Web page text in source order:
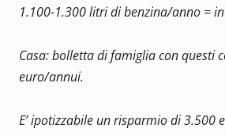
1.100-1.300 litri di benzina/anno =
Casa: bolletta di famiglia con questi
euro/annui.
E’ ipotizzabile un risparmio di 3.500